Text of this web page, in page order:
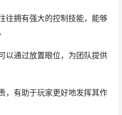
往拥有强大的控制技能，能够
以通过放置眼位，为团队提供
，有助于玩家更好地发挥其作